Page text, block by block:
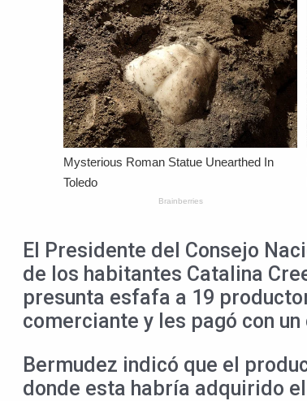
El Presidente del Consejo
de los habitantes Catalina
presunta esfafa a 19
comerciante y les pagó con
Bermudez indicó que el
donde esta habría adquirido